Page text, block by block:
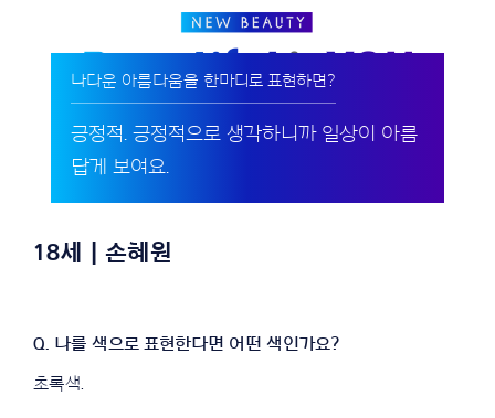
나다운 아름다움을 한마디로 표현하면?
긍정적. 긍정적으로 생각하니까 일상이 아름
답게 보여요.
18세 | 손혜원
초록색.